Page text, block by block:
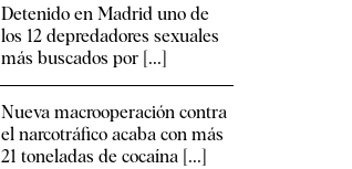
Detenido en Madrid uno de
los 12 depredadores sexuales
más buscados por [...]
Nueva macrooperación contra
el narcotráfico acaba con más
21 toneladas de cocaína [...]